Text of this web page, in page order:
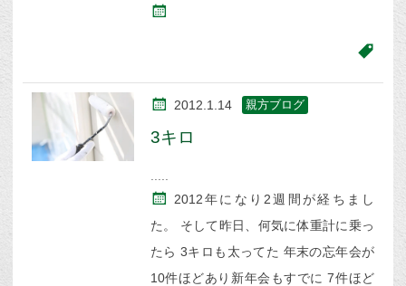
2012.1.14 親方ブログ
3キロ
2012年になり2週間が経ちまし
た。 そして昨日、何気に体重計に乗っ
たら 3キロも太ってた 年末の忘年会が
10件ほどあり新年会もすでに 7件ほど